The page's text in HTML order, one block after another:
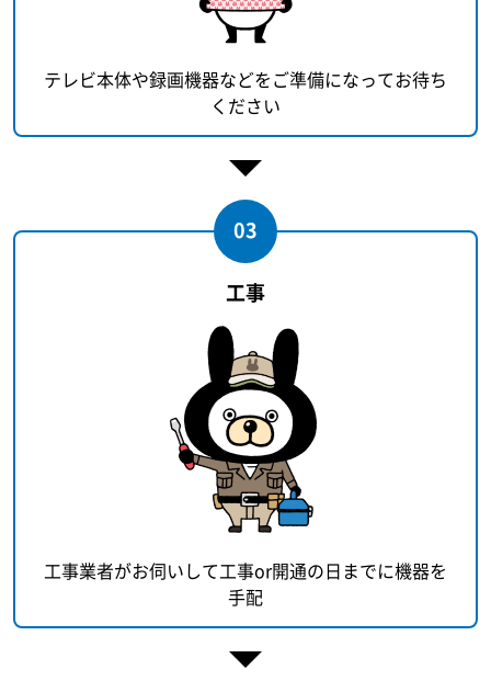
テレビ本体や録画機器などをご準備になってお待ち
ください
03
工事
工事業者がお伺いして工事or開通の日までに機器を
手配